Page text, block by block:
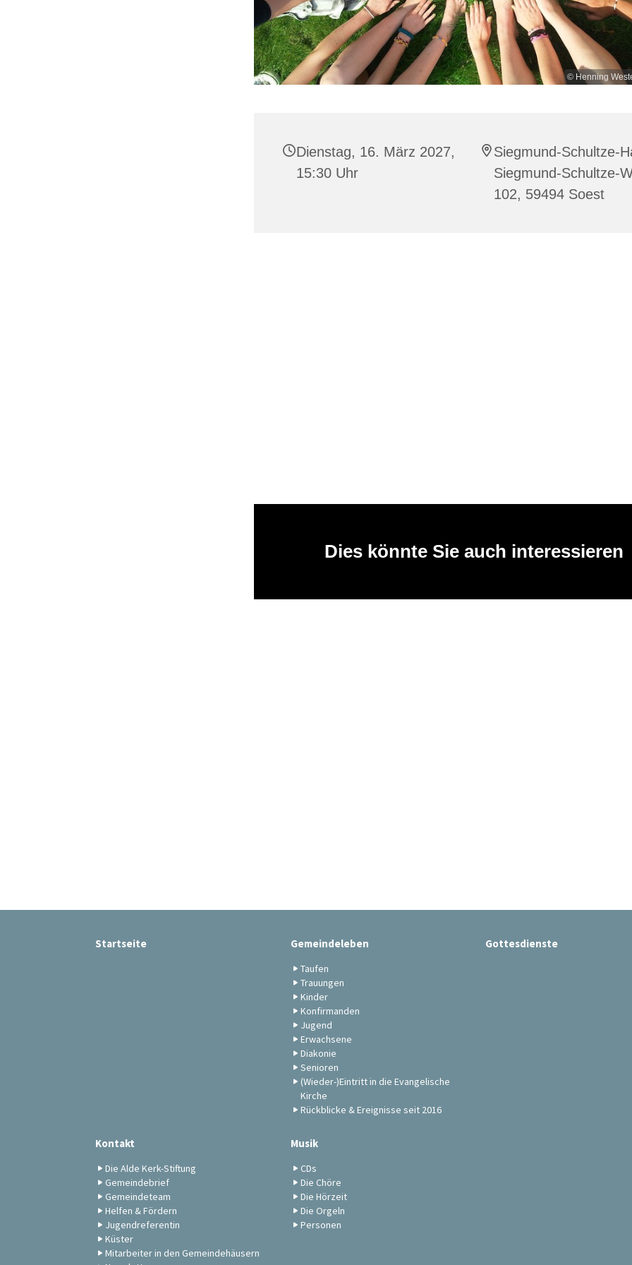
© Henning
Dienstag, 16. März 2027,
15:30 Uhr
Siegmund-Schultze-
Siegmund-Schultze-
102, 59494 Soest
Dies könnte Sie auch interessieren
Startseite Gemeindeleben
Taufen
Trauungen
Kinder
Konfirmanden
Jugend
Erwachsene
Diakonie
Senioren
(Wieder-)Eintritt in die Evangelische
Kirche
Rückblicke & Ereignisse seit 2016
Gottesdienste
Kontakt
Die Alde Kerk-Stiftung
Gemeindebrief
Gemeindeteam
Helfen & Fördern
Jugendreferentin
Küster
Mitarbeiter in den Gemeindehäusern
Musik
CDs
Die Chöre
Die Hörzeit
Die Orgeln
Personen